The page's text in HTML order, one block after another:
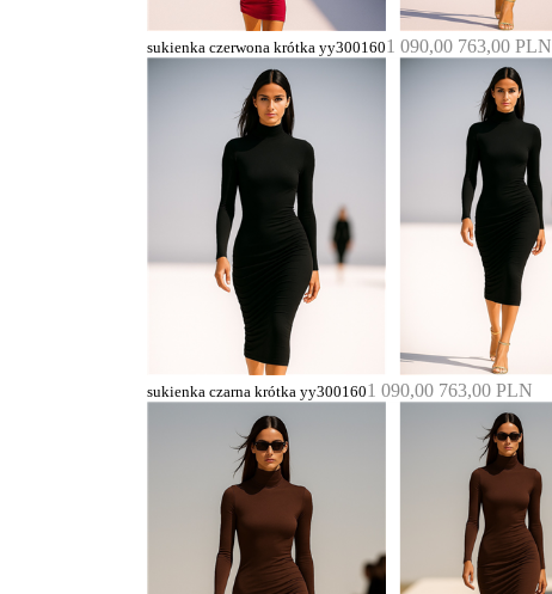
sukienka czerwona krótka yy3001601 090,00 763,00 PLN
sukienka czarna krótka yy3001601 090,00 763,00 PLN